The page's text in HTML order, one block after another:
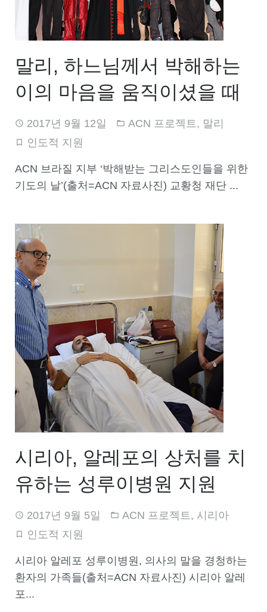
말리, 하느님께서 박해하는
이의 마음을 움직이셨을 때
2017년 9월 12일 ACN 프로젝트, 말리
인도적 지원
ACN 브라질 지부 ‘박해받는 그리스도인들을 위한
기도의 날’(출처=ACN 자료사진) 교황청 재단 ...
시리아, 알레포의 상처를 치
유하는 성루이병원 지원
2017년 9월 5일 ACN 프로젝트, 시리아
인도적 지원
시리아 알레포 성루이병원, 의사의 말을 경청하는
환자의 가족들(출처=ACN 자료사진) 시리아 알레
포...